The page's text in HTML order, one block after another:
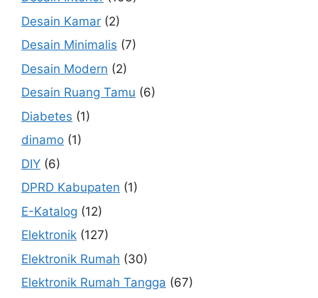
Desain Kamar (2)
Desain Minimalis (7)
Desain Modern (2)
Desain Ruang Tamu (6)
Diabetes (1)
dinamo (1)
DIY (6)
DPRD Kabupaten (1)
E-Katalog (12)
Elektronik (127)
Elektronik Rumah (30)
Elektronik Rumah Tangga (67)